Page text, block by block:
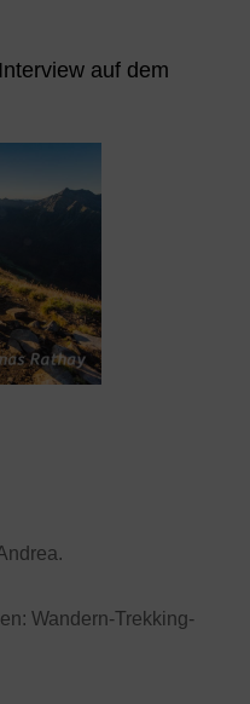
auf dem
Wandern-Trekking-